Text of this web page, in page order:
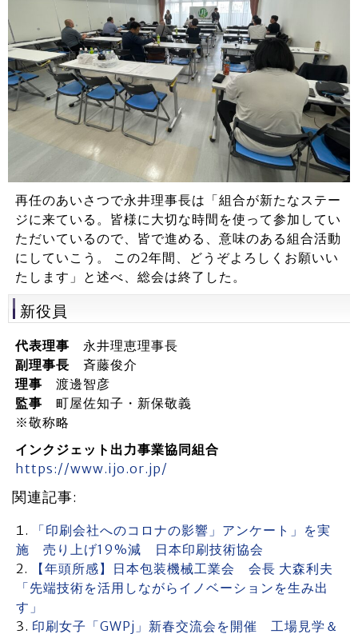
再任のあいさつで永井理事長は「組合が新たなステー
ジに来ている。皆様に大切な時間を使って参加してい
ただいているので、皆で進める、意味のある組合活動
にしていこう。 この2年間、どうぞよろしくお願いい
たします」と述べ、総会は終了した。
新役員
代表理事 永井理恵理事長
副理事長 斉藤俊介
理事 渡邊智彦
監事 町屋佐知子・新保敬義
※敬称略
インクジェット出力事業協同組合
https://www.ijo.or.jp/
関連記事:
「印刷会社へのコロナの影響」アンケート」を実
施 売り上げ19%減 日本印刷技術協会
【年頭所感】日本包装機械工業会 会長 大森利夫
「先端技術を活用しながらイノベーションを生み出
す」
印刷女子「GWPj」新春交流会を開催 工場見学＆